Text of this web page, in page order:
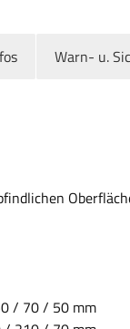
Warn- u.
/ 70 / 50 mm